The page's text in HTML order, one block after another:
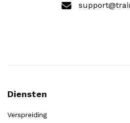
Diensten
Verspreiding